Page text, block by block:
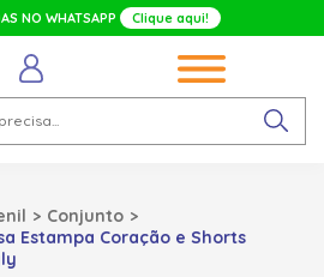
NO WHATSAPP Clique aqui!
Conjunto
Estampa Coração e Shorts